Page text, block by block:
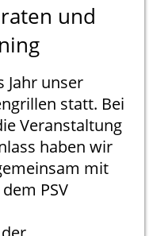
und
Jahr unser
statt. Bei
Veranstaltung
haben wir
mit
PSV